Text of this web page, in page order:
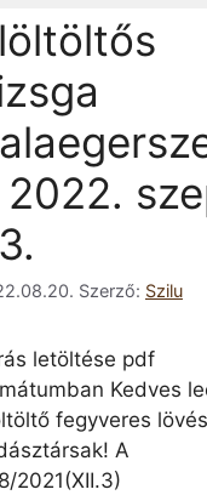
2022.
Szerző: Szilu
letöltése pdf
Kedves
fegyveres
A
2021(XII.3)